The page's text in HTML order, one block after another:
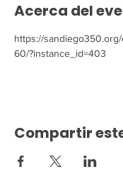
Acerca del
https://
60/?instance_id=403
Compartir